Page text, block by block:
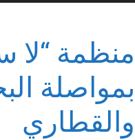
بالعربي
منظمة “لا
بمواصلة
والقطاري